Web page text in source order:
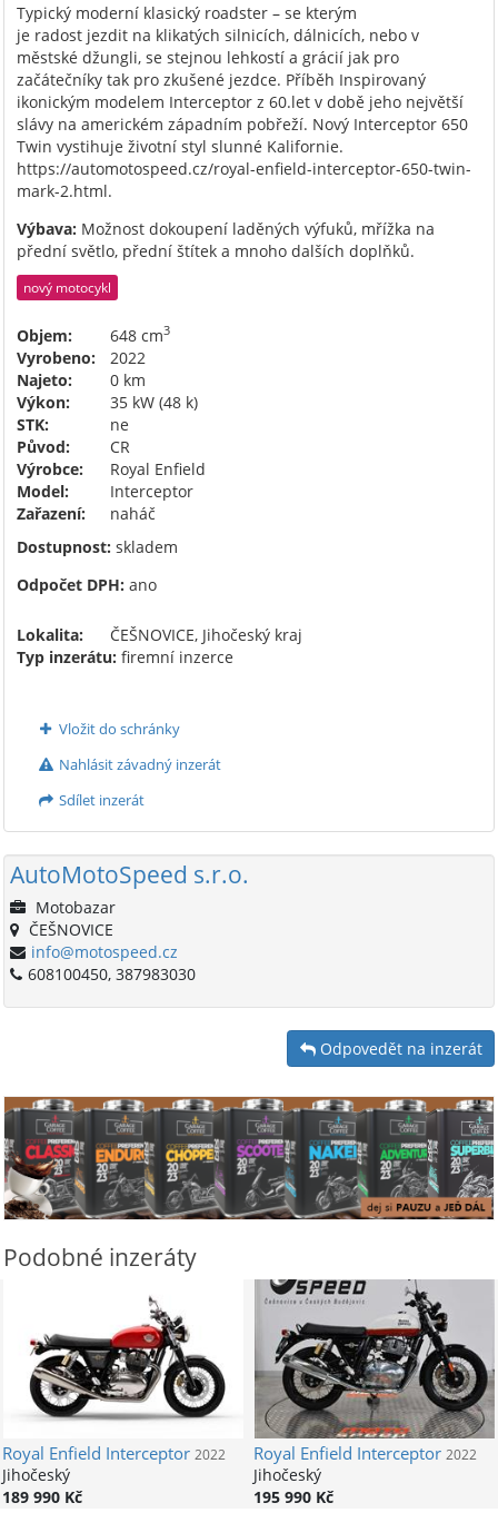
Typický moderní klasický roadster – se kterým
je radost jezdit na klikatých silnicích, dálnicích, nebo v
městské džungli, se stejnou lehkostí a grácií jak pro
začátečníky tak pro zkušené jezdce. Příběh Inspirovaný
ikonickým modelem Interceptor z 60.let v době jeho největší
slávy na americkém západním pobřeží. Nový Interceptor 650
Twin vystihuje životní styl slunné Kalifornie.
https://automotospeed.cz/royal-enfield-interceptor-650-twin-
mark-2.html.
Výbava: Možnost dokoupení laděných výfuků, mřížka na
přední světlo, přední štítek a mnoho dalších doplňků.
nový motocykl
Objem: 648 cm3
Vyrobeno:
2022
Najeto:
0 km
Výkon:
35 kW (48 k)
STK:
ne
Původ:
CR
Výrobce:
Royal Enfield
Model:
Interceptor
Zařazení:
naháč
Dostupnost: skladem
Odpočet DPH: ano
Lokalita:
ČEŠNOVICE, Jihočeský kraj
Typ inzerátu: firemní inzerce
Vložit do schránky
Nahlásit závadný inzerát
Sdílet inzerát
AutoMotoSpeed s.r.o.
Motobazar
ČEŠNOVICE
info@motospeed.cz
608100450, 387983030
Odpovedět na inzerát
Podobné inzeráty
Royal Enfield Interceptor 2022
Jihočeský
189 990 Kč
Royal Enfield Interceptor 2022
Jihočeský
195 990 Kč